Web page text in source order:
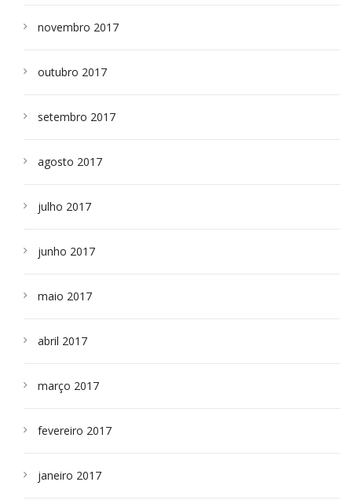
novembro 2017
outubro 2017
setembro 2017
agosto 2017
julho 2017
junho 2017
maio 2017
abril 2017
março 2017
fevereiro 2017
janeiro 2017